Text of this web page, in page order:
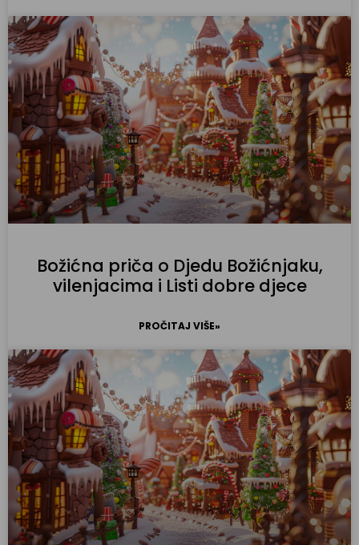
Božićna priča o Djedu Božićnjaku,
vilenjacima i Listi dobre djece
PROČITAJ VIŠE»